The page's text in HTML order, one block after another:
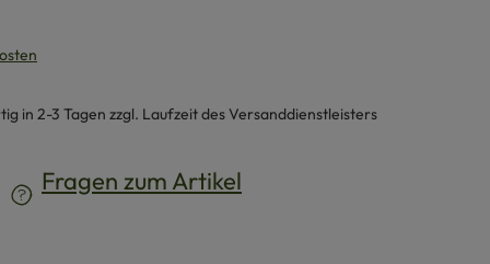
in 2-3 Tagen zzgl. Laufzeit des Versanddienstleisters
Fragen zum Artikel